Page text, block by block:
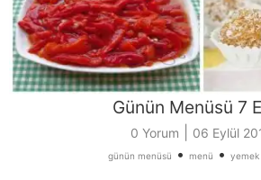
Günün Menüsü 7
0 Yorum 06 Eylül
günün menüsü • menü • yemek